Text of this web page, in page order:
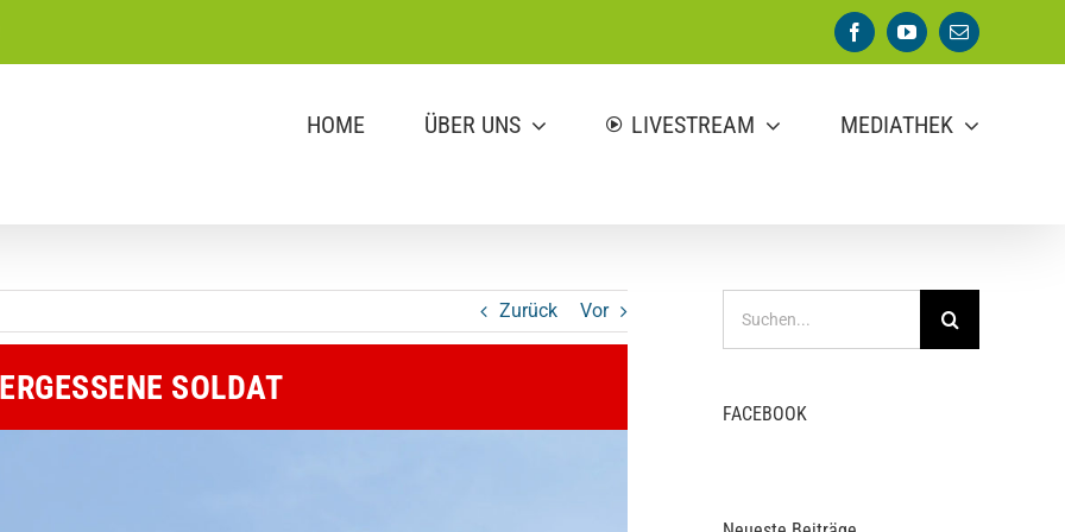
FacebookYouTube
E-
Mail
HOME ÜBER UNS LIVESTREAM MEDIATHEK
Zurück Vor
SOLDAT
nach:
FACEBOOK